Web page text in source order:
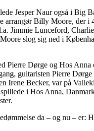
Jesper Naur også i Big
arrangør Billy Moore, der i
Jimmie Lunceford,
slog sig ned i
Pierre Dørge og Hos Anna
guitaristen Pierre
Irene Becker, var på
i Hos Anna,
da – og nu – er: H